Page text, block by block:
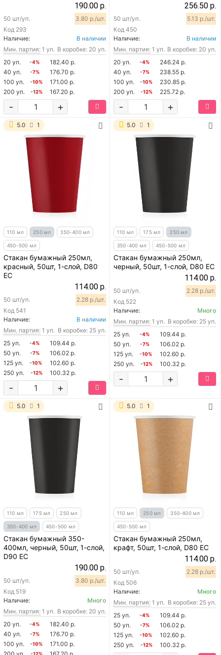
190.00 р.
Код 293
50 шт/уп. 3.80 р./шт.
Наличие:
В наличии
Мин. партия: 1 уп. В коробке: 20 уп.
20 уп.
-4%
182.40 р.
40 уп.
-7%
176.70 р.
100 уп.
-10%
171.00 р.
200 уп.
-12% 167.20 р.
+
-
256.50 р.
Код 450
50 шт/уп. 5.13 р./шт.
Наличие:
В наличии
Мин. партия: 1 уп. В коробке: 20 уп.
20 уп.
-4%
246.24 р.
40 уп.
-7%
238.55 р.
100 уп.
-10%
230.85 р.
200 уп.
-12% 225.72 р.
+
-
5.0 1
110 мл 250 мл 350-400 мл
450-500 мл
Стакан бумажный 250мл,
красный, 50шт, 1-слой, D80
EC
114.00 р.
Код 541
50 шт/уп. 2.28 р./шт.
Наличие:
В наличии
Мин. партия: 1 уп. В коробке: 25 уп.
25 уп.
-4%
109.44 р.
50 уп.
-7%
106.02 р.
125 уп.
-10%
102.60 р.
250 уп.
-12% 100.32 р.
+
-
5.0 1
110 мл 175 мл 250 мл
350-400 мл 450-500 мл
Стакан бумажный 250мл,
черный, 50шт, 1-слой, D80 EC
114.00 р.
Код 522
50 шт/уп. 2.28 р./шт.
Наличие:
Много
Мин. партия: 1 уп. В коробке: 25 уп.
25 уп.
-4%
109.44 р.
50 уп.
-7%
106.02 р.
125 уп.
-10%
102.60 р.
250 уп.
-12% 100.32 р.
+
-
5.0 1
110 мл 175 мл 250 мл
350-400 мл 450-500 мл
Стакан бумажный 350-
400мл, черный, 50шт, 1-слой,
D90 EC
190.00 р.
Код 519
50 шт/уп. 3.80 р./шт.
Наличие:
Много
Мин. партия: 1 уп. В коробке: 20 уп.
20 уп.
-4%
182.40 р.
40 уп.
-7%
176.70 р.
100 уп.
-10%
171.00 р.
-12%
5.0 1
110 мл 250 мл 350-400 мл
450-500 мл
Стакан бумажный 250мл,
крафт, 50шт, 1-слой, D80 EC
114.00 р.
Код 506
50 шт/уп. 2.28 р./шт.
Наличие:
Много
Мин. партия: 1 уп. В коробке: 25 уп.
25 уп.
-4%
109.44 р.
50 уп.
-7%
106.02 р.
125 уп.
-10%
102.60 р.
250 уп.
-12% 100.32 р.